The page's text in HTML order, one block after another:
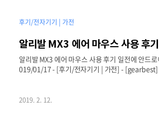
후기/전자기기 | 가전
알리발 MX3 에어 마우스 사용 후기
알리발 MX3 에어 마우스 사용 후기 일전에 안드
019/01/17 - [후기/전자기기 | 가전] - [gearbest]
리모컨 타입 선택은 둘 다 사보자 였고 MX3 일반
2019. 2. 12.